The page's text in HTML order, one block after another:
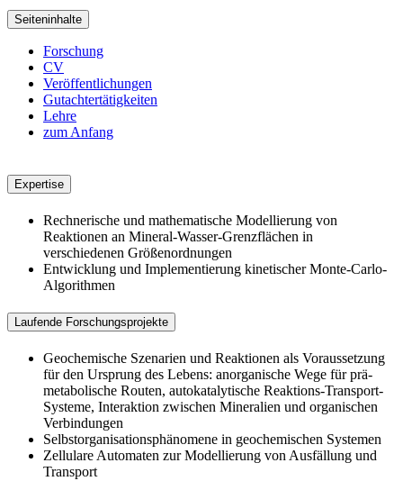
Seiteninhalte
Forschung
CV
Veröffentlichungen
Gutachtertätigkeiten
Lehre
zum Anfang
Expertise
Rechnerische und mathematische Modellierung von
Reaktionen an Mineral-Wasser-Grenzflächen in
verschiedenen Größenordnungen
Entwicklung und Implementierung kinetischer Monte-Carlo-
Algorithmen
Laufende Forschungsprojekte
Geochemische Szenarien und Reaktionen als Voraussetzung
für den Ursprung des Lebens: anorganische Wege für prä-
metabolische Routen, autokatalytische Reaktions-Transport-
Systeme, Interaktion zwischen Mineralien und organischen
Verbindungen
Selbstorganisationsphänomene in geochemischen Systemen
Zellulare Automaten zur Modellierung von Ausfällung und
Transport